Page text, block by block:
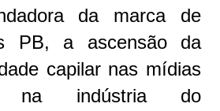
da marca de
PB, a ascensão da
capilar nas mídias
na indústria do